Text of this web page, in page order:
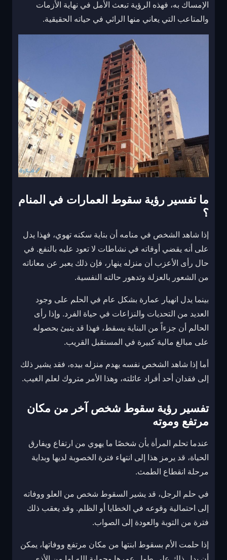
الإمساك به، فهذه الرؤية تبعث الأمل في نهاية الأزمات
والمتاعب التي يعاني منها الرائي في حياته الحقيقية.
ما تفسير رؤية سقوط العمارات في المنام
؟
إذا شاهد الشخص في منامه أن بناية سكنه تهوي، فهذا يدل
على أنه يقضي أوقاته في نشاطات لا تعود عليه بالنفع. في
حال رأى الأعزب أن منزله ينهار، فإن ذلك يعبر عن معاناته
من الشعور بالعزلة وتدهور حالته النفسية.
بينما يدل انهيار عمارة بشكل عام في الحلم على وجود
العديد من التحديات والنزاعات في حياة الفرد. وإذا رأى
الحالم أن جزءاً من البناية يسقط، فهذا قد ينبئ بحصوله
على مبالغ مالية كبيرة في المستقبل القريب.
أما إذا شاهد الشخص نفسه يهدم منزله بيده، فقد يشير ذلك
إلى فقدان أحد أفراد عائلته، وهذا الأمر متروك لعلم الغيب.
تفسير رؤية سقوط شخص آخر من مكان
مرتفع وموته
عندما تحلم المرأة بأن شخصًا ما يهوي من ارتفاع ويفارق
الحياة، قد يرمز هذا إلى انتهاء فترة الخصوبة لديها وبداية
مرحلة انقطاع الطمث.
في حلم الرجل، قد يشير السقوط شخص من العلو ووفاته
إلى احتمالية وقوعه في الخطايا أو الظلم. وقد يعقب ذلك
فترة من التوبة والعودة إلى الصواب.
إذا حلمت الأم بسقوط ابنتها من مكان مرتفع ووفاتها، يمكن